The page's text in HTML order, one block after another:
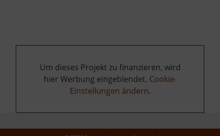
Um dieses Projekt zu finanzieren, wird
hier Werbung eingeblendet. Cookie-
Einstellungen ändern.